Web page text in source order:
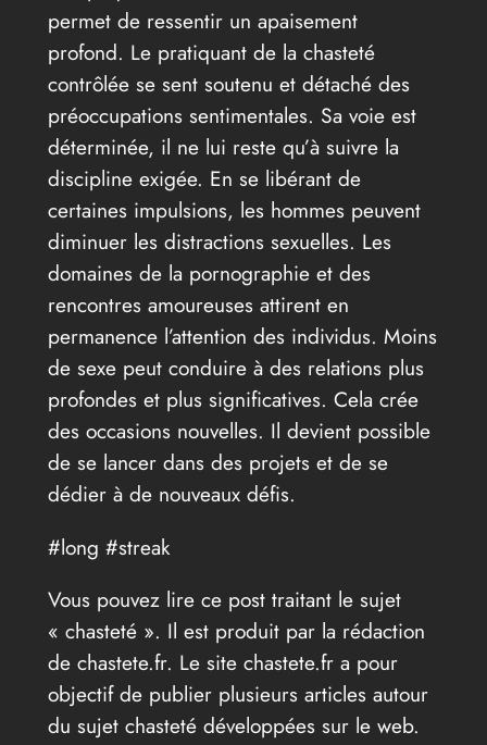
permet de ressentir un apaisement
profond. Le pratiquant de la chasteté
contrôlée se sent soutenu et détaché des
préoccupations sentimentales. Sa voie est
déterminée, il ne lui reste qu’à suivre la
discipline exigée. En se libérant de
certaines impulsions, les hommes peuvent
diminuer les distractions sexuelles. Les
domaines de la pornographie et des
rencontres amoureuses attirent en
permanence l’attention des individus. Moins
de sexe peut conduire à des relations plus
profondes et plus significatives. Cela crée
des occasions nouvelles. Il devient possible
de se lancer dans des projets et de se
dédier à de nouveaux défis.
#long #streak
Vous pouvez lire ce post traitant le sujet
« chasteté ». Il est produit par la rédaction
de chastete.fr. Le site chastete.fr a pour
objectif de publier plusieurs articles autour
du sujet chasteté développées sur le web.